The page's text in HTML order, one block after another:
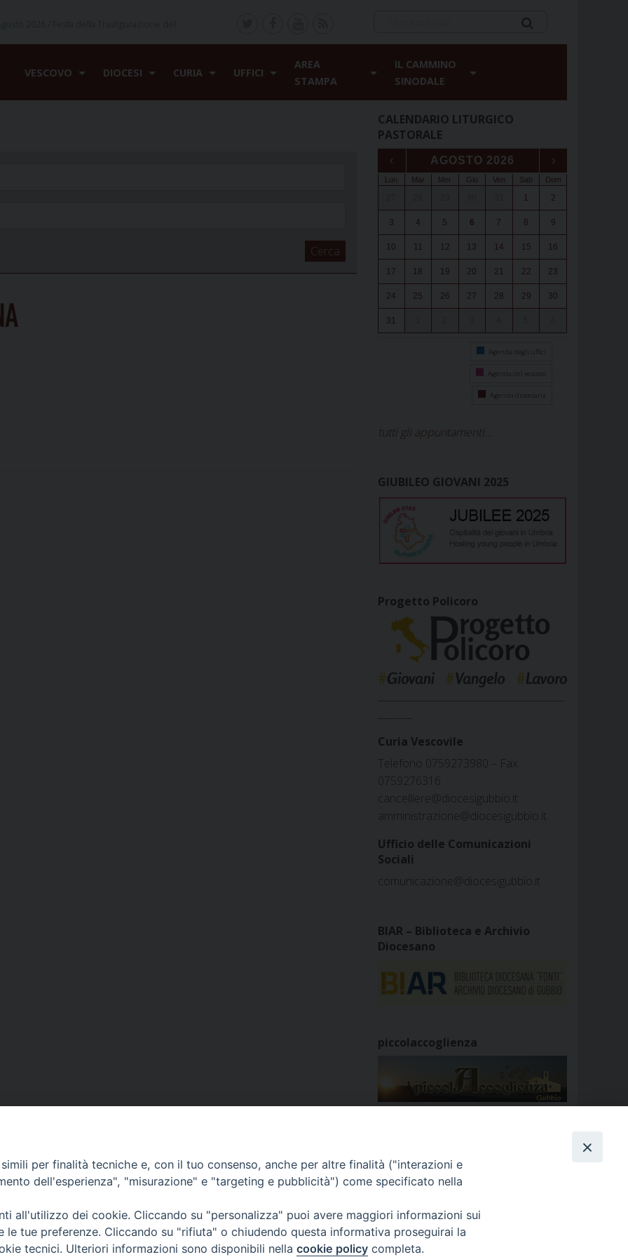
VESCOVO DIOCESI CURIA UFFICI
AREA
STAMPA
IL CAMMINO
SINODALE
Cerca
CALENDARIO LITURGICO
PASTORALE
‹ AGOSTO 2026 ›
Lun Mar Mer Gio Ven Sab Dom
1 2
3 4 5 6 7 8 9
10 11 12 13 14 15 16
17 18 19 20 21 22 23
24 25 26 27 28 29 30
31
Agenda degli uffici
Agenda del vescovo
Agenda diocesana
tutti gli appuntamenti...
GIUBILEO GIOVANI 2025
Progetto Policoro
Curia Vescovile
Telefono 0759273980 – Fax
0759276316
cancelliere@diocesigubbio.it
amministrazione@diocesigubbio.it
Ufficio delle Comunicazioni
Sociali
comunicazione@diocesigubbio.it
BIAR – Biblioteca e Archivio
Diocesano
piccolaccoglienza
DOCUMENTI PASTORALI
LITURGIA DELLE ORE
GALLERIE FOTOGRAFICHE
per finalità tecniche e, con il tuo consenso, anche per altre finalità ("interazioni e
dell'esperienza", "misurazione" e "targeting e pubblicità") come specificato nella
all'utilizzo dei cookie. Cliccando su "personalizza" puoi avere maggiori informazioni sui
le tue preferenze. Cliccando su "rifiuta" o chiudendo questa informativa proseguirai la
tecnici. Ulteriori informazioni sono disponibili nella cookie policy completa.